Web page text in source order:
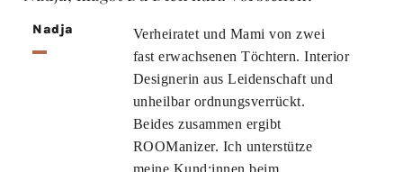
Nadja
Verheiratet und Mami von zwei
fast erwachsenen Töchtern. Interior
Designerin aus Leidenschaft und
unheilbar ordnungsverrückt.
Beides zusammen ergibt
ROOManizer. Ich unterstütze
meine Kund:innen beim